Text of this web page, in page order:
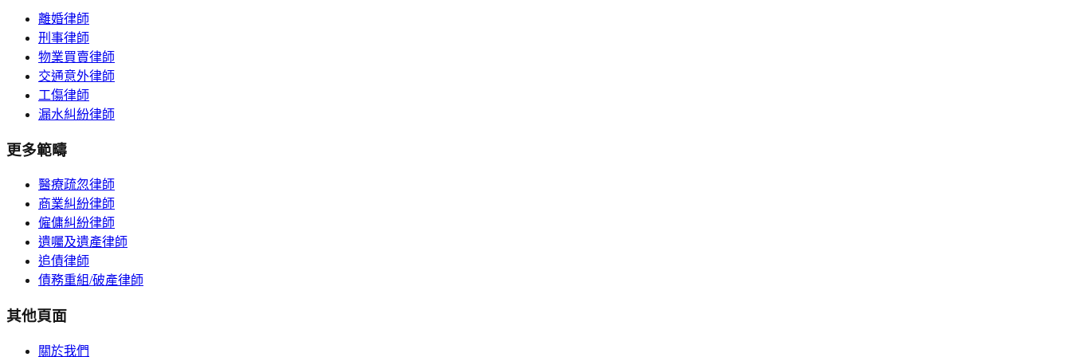
離婚律師
刑事律師
物業買賣律師
交通意外律師
工傷律師
漏水糾紛律師
更多範疇
醫療疏忽律師
商業糾紛律師
僱傭糾紛律師
遺囑及遺產律師
追債律師
債務重組/破產律師
其他頁面
關於我們